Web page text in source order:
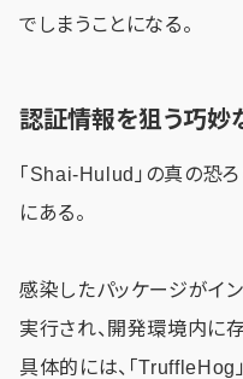
でしまうことになる。
認証情報を狙う巧妙
「Shai-Hulud」の真の恐
にある。
感染したパッケージがイン
実行され、開発環境内に
具体的には、「TruffleHog